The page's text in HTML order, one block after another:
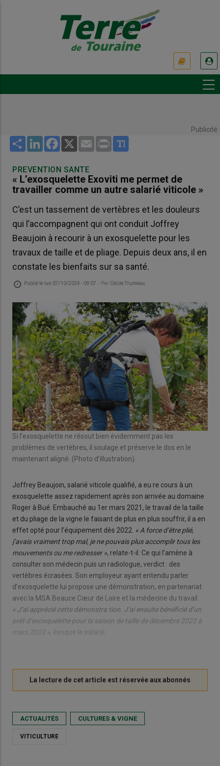
Publicité
Share LinkedInFacebook
X Email Print
PREVENTION SANTE
« L’exosquelette Exoviti me permet de
travailler comme un autre salarié viticole »
C’est un tassement de vertèbres et les douleurs
qui l’accompagnent qui ont conduit Joffrey
Beaujoin à recourir à un exosquelette pour les
travaux de taille et de pliage. Depuis deux ans, il en
constate les bienfaits sur sa santé.
Publié le lun 07/10/2024 - 09:07 - Par Cécile Trumeau
Si l’exosquelette ne résout bien évidemment pas les
problèmes de vertèbres, il soulage et préserve le dos en le
maintenant aligné. (Photo d’illustration).
Joffrey Beaujoin, salarié viticole qualifié, a eu re cours à un
exosquelette assez rapidement après son arrivée au domaine
Roger à Bué. Embauché au 1er mars 2021, le travail de la taille
et du pliage de la vigne le faisant de plus en plus souffrir, il a en
effet opté pour l’équipement dès 2022. « A force d’être plié,
j’avais vraiment trop mal, je ne pouvais plus accomplir tous les
mouvements ou me redresser », relate-t-il. Ce qui l’amène à
consulter son médecin puis un radiologue, verdict : des
vertèbres écrasées. Son employeur ayant entendu parler
d’exosquelette lui propose une démonstration, en partenariat
avec la MSA Beauce Cœur de Loire et la médecine du travail.
« J’ai apprécié cette démonstra tion. J’ai ensuite bénéficié d’un
prêt d’exosquelette pour la saison de taille de décembre 2022 à
mars 2023 » , évoque le salarié.
ACTUALITÉS CULTURES & VIGNE
VITICULTURE